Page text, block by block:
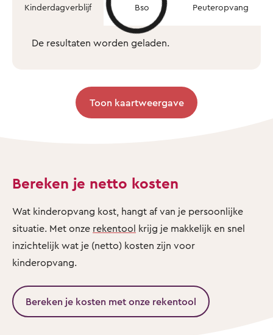
Kinderdagverblijf Bso Peuteropvang
De resultaten worden geladen.
Toon kaartweergave
Bereken je netto kosten
Wat kinderopvang kost, hangt af van je persoonlijke
situatie. Met onze rekentool krijg je makkelijk en snel
inzichtelijk wat je (netto) kosten zijn voor
kinderopvang.
Bereken je kosten met onze rekentool